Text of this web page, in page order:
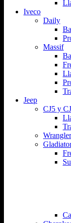
Iveco
Daily
Massif
Jeep
CJ5 y